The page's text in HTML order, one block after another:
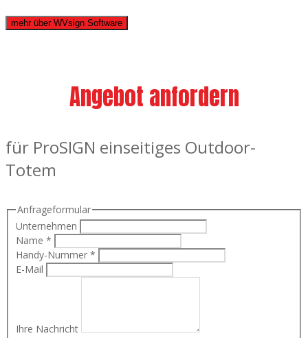
mehr über WVsign Software
Angebot anfordern
für ProSIGN einseitiges Outdoor-
Totem
Anfrageformular
Unternehmen
Name *
Handy-Nummer *
E-Mail
Ihre Nachricht